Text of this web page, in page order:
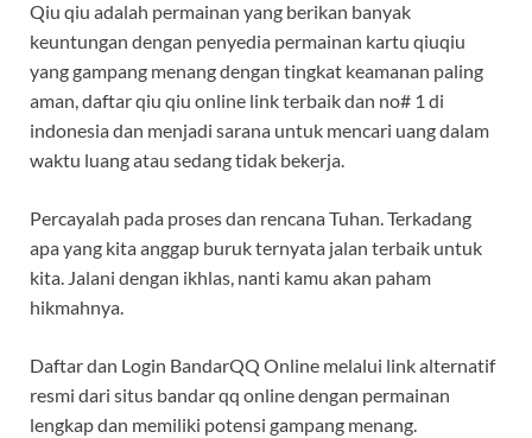
Qiu qiu adalah permainan yang berikan banyak
keuntungan dengan penyedia permainan kartu qiuqiu
yang gampang menang dengan tingkat keamanan paling
aman, daftar qiu qiu online link terbaik dan no# 1 di
indonesia dan menjadi sarana untuk mencari uang dalam
waktu luang atau sedang tidak bekerja.
Percayalah pada proses dan rencana Tuhan. Terkadang
apa yang kita anggap buruk ternyata jalan terbaik untuk
kita. Jalani dengan ikhlas, nanti kamu akan paham
hikmahnya.
Daftar dan Login BandarQQ Online melalui link alternatif
resmi dari situs bandar qq online dengan permainan
lengkap dan memiliki potensi gampang menang.